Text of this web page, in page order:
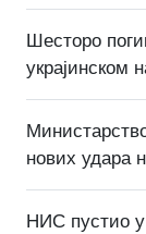
Шесторо
украјинском
нових удара
НИС пустио у